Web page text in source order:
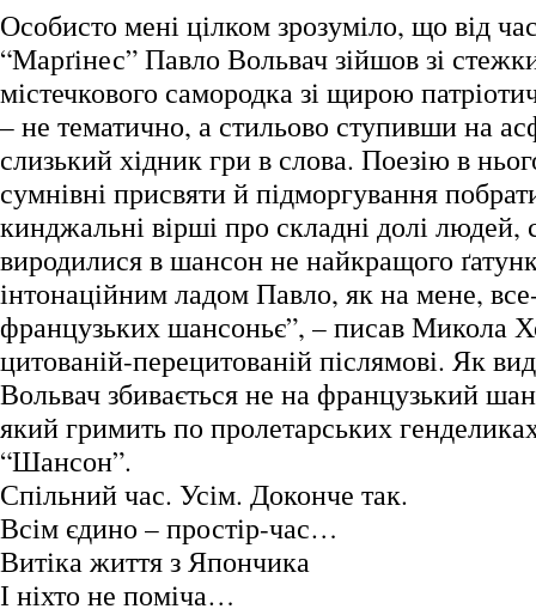
Особисто мені цілком зрозуміло, що від
“Марґінес” Павло Вольвач зійшов зі
містечкового самородка зі щирою
– не тематично, а стильово ступивши на
слизький хідник гри в слова. Поезію в
сумнівні присвяти й підморгування
кинджальні вірші про складні долі людей,
виродилися в шансон не найкращого
інтонаційним ладом Павло, як на мене,
французьких шансоньє”, – писав Микола
цитованій-перецитованій післямові. Як
Вольвач збивається не на французький
який гримить по пролетарських
“Шансон”.
Спільний час. Усім. Доконче так.
Всім єдино – простір-час…
Витіка життя з Япончика
І ніхто не поміча…